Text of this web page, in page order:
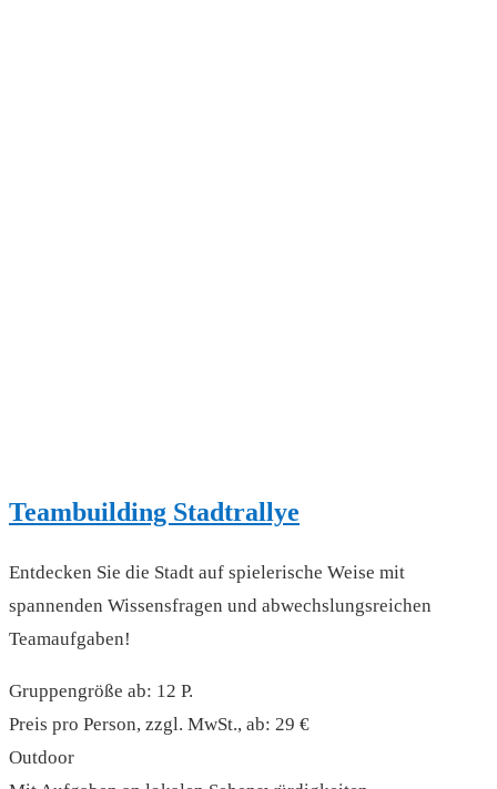
Teambuilding Stadtrallye
Entdecken Sie die Stadt auf spielerische Weise mit
spannenden Wissensfragen und abwechslungsreichen
Teamaufgaben!
Gruppengröße ab: 12 P.
Preis pro Person, zzgl. MwSt., ab: 29 €
Outdoor